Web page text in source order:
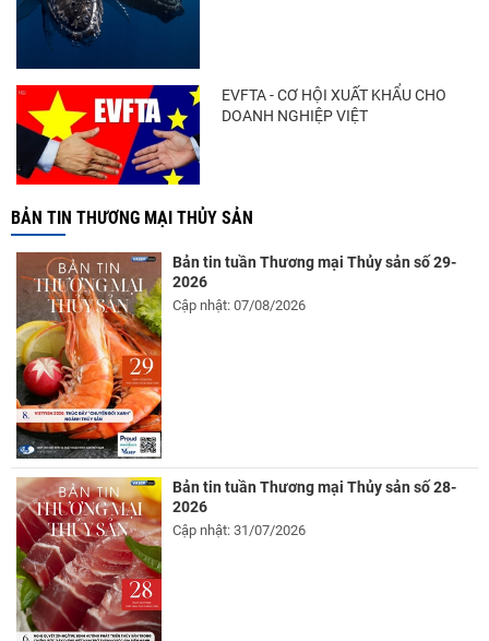
Thông báo 407/TB-VPCP: Tập trung cao độ,
EVFTA - CƠ HỘI XUẤT KHẨU CHO
DOANH NGHIỆP VIỆT
BẢN TIN THƯƠNG MẠI THỦY SẢN
Bản tin tuần Thương mại Thủy sản số 29-
2026
Cập nhật: 07/08/2026
Bản tin tuần Thương mại Thủy sản số 28-
2026
Cập nhật: 31/07/2026